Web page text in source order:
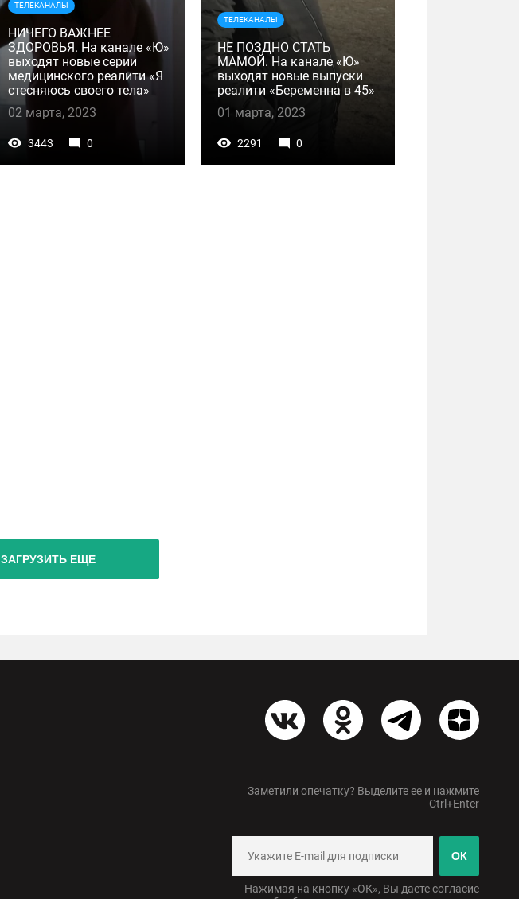
ТЕЛЕКАНАЛЫ
НИЧЕГО ВАЖНЕЕ
ЗДОРОВЬЯ. На канале «Ю»
выходят новые серии
медицинского реалити «Я
стесняюсь своего тела»
02 марта, 2023
3443 0
ТЕЛЕКАНАЛЫ
НЕ ПОЗДНО СТАТЬ
МАМОЙ. На канале «Ю»
выходят новые выпуски
реалити «Беременна в 45»
01 марта, 2023
2291 0
ЗАГРУЗИТЬ ЕЩЕ
Заметили опечатку? Выделите ее и нажмите
Ctrl+Enter
ОК
Нажимая на кнопку «ОК», Вы даете согласие